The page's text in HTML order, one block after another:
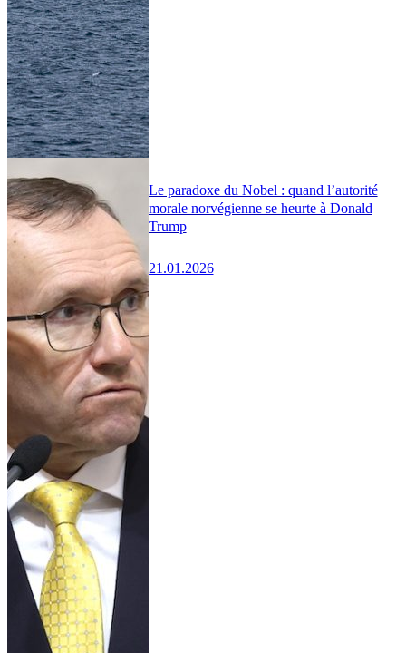
Le paradoxe du Nobel : quand l’autorité
morale norvégienne se heurte à Donald
Trump
21.01.2026